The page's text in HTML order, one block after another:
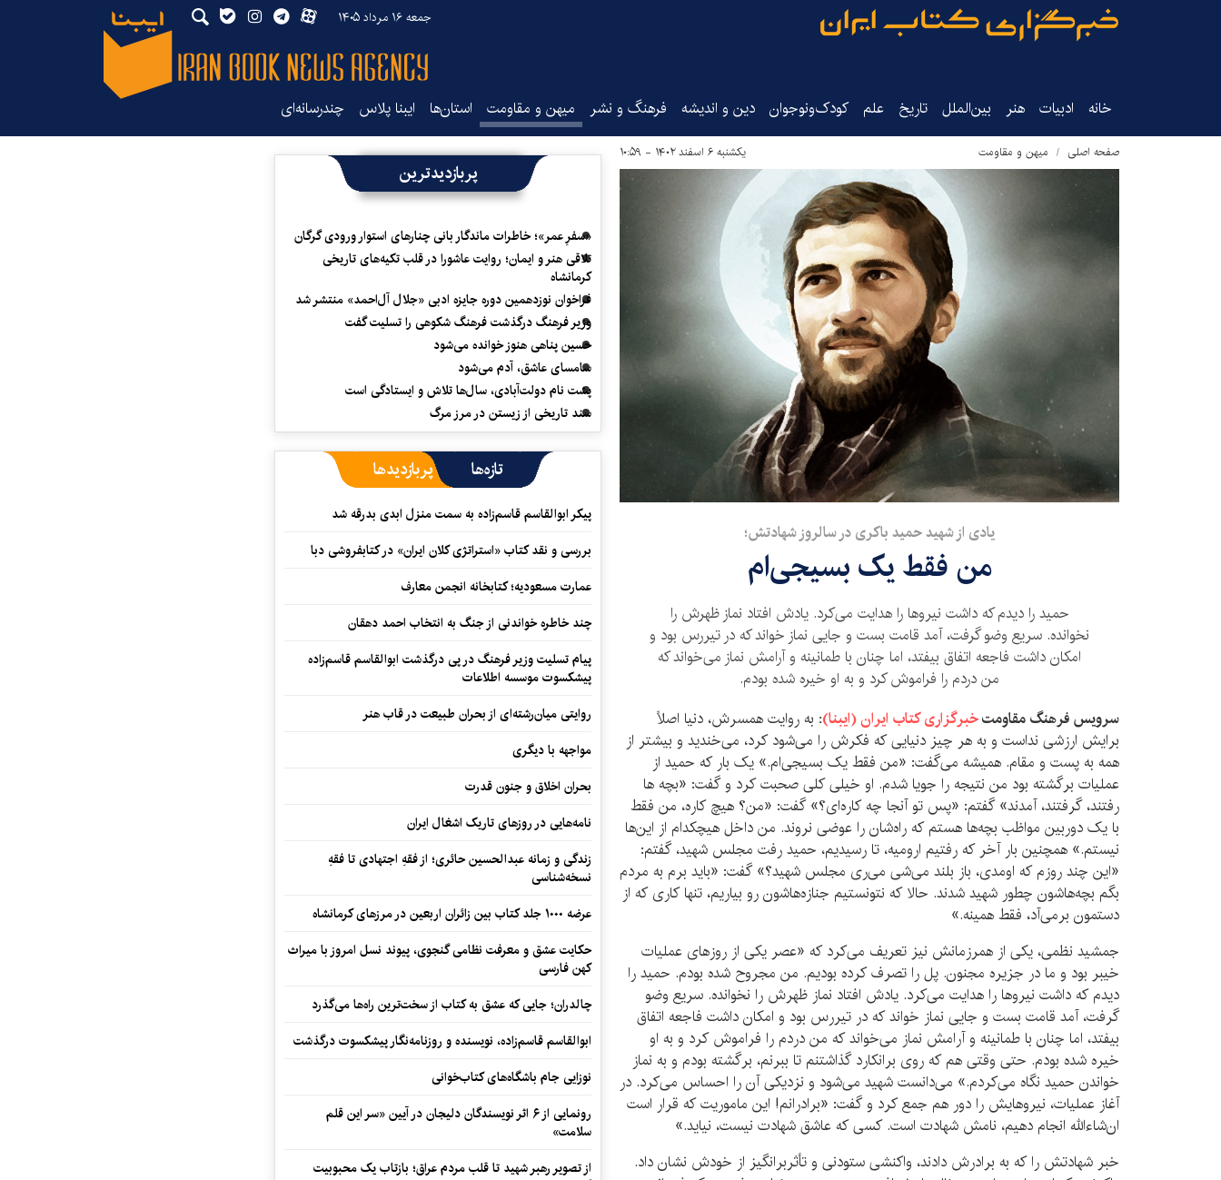
جمعه ۱۶ مرداد ۱۴۰۵
خانه ادبیات هنر بین‌الملل تاریخ‌ علم کودک‌ونوجوان دین و اندیشه فرهنگ و نشر میهن و مقاومت استان‌ها ایبنا پلاس چندرسانه‌ای
صفحه اصلی میهن و مقاومت یکشنبه ۶ اسفند ۱۴۰۲ - ۱۰:۵۹
یادی از شهید حمید باکری در سالروز شهادتش؛
من فقط یک بسیجی‌ام
حمید را دیدم که داشت نیروها را هدایت می‌کرد. یادش افتاد نماز ظهرش را
نخوانده. سریع وضو گرفت، آمد قامت بست و جایی نماز خواند که در تیررس بود و
امکان داشت فاجعه اتفاق بیفتد، اما چنان با طمانینه و آرامش نماز می‌خواند که
من دردم را فراموش کرد و به او خیره شده بودم.
سرویس فرهنگ مقاومتخبرگزاری کتاب ایران(ایبنا): به روایت همسرش، دنیا اصلاً
برایش ارزشی نداست و به هر چیز دنیایی که فکرش را می‌شود کرد، می‌خندید و بیشتر از
همه به پست و مقام. همیشه می‌گفت: «من فقط یک بسیجی‌ام.» یک بار که حمید از
عملیات برگشته بود من نتیجه را جویا شدم. او خیلی کلی صحبت کرد و گفت: «بچه ها
رفتند، گرفتند، آمدند» گفتم: «پس تو آنجا چه کاره‌ای؟» گفت: «من؟ هیچ کاره، من فقط
با یک دوربین مواظب بچه‌ها هستم که راه‌شان را عوضی نروند. من داخل هیچکدام از این‌ها
نیستم.» همچنین بار آخر که رفتیم ارومیه، تا رسیدیم، حمید رفت مجلس شهید، گفتم:
«این چند روزم که اومدی، باز بلند می‌شی می‌ری مجلس شهید؟» گفت: «باید برم به مردم
بگم بچه‌هاشون چطور شهید شدند. حالا که نتونستیم جنازه‌هاشون رو بیاریم، تنها کاری که از
دستمون برمی‌آد، فقط همینه.»
جمشید نظمی، یکی از همرزمانش نیز تعریف می‌کرد که «عصر یکی از روزهای عملیات
خیبر بود و ما در جزیره مجنون. پل را تصرف کرده بودیم. من مجروح شده بودم. حمید را
دیدم که داشت نیروها را هدایت می‌کرد. یادش افتاد نماز ظهرش را نخوانده. سریع وضو
گرفت، آمد قامت بست و جایی نماز خواند که در تیررس بود و امکان داشت فاجعه اتفاق
بیفتد، اما چنان با طمانینه و آرامش نماز می‌خواند که من دردم را فراموش کرد و به او
خیره شده بودم. حتی وقتی هم که روی برانکارد گذاشتنم تا ببرنم، برگشته بودم و به نماز
خواندن حمید نگاه می‌کردم.» می‌دانست شهید می‌شود و نزدیکی آن را احساس می‌کرد. در
آغاز عملیات، نیروهایش را دور هم جمع کرد و گفت: «برادرانم! این ماموریت که قرار است
ان‌شاءالله انجام دهیم، نامش شهادت است. کسی که عاشق شهادت نیست، نیاید.»
خبر شهادتش را که به برادرش دادند، واکنشی ستودنی و تأثربرانگیز از خودش نشان داد.
پربازدیدترین
«سفرِ عمر»؛ خاطرات ماندگار بانی چنارهای استوار ورودی گرگان
تلاقی هنر و ایمان؛ روایت عاشورا در قلب تکیه‌های تاریخی
کرمانشاه
فراخوان نوزدهمین دوره جایزه ادبی «جلال آل‌احمد» منتشر شد
وزیر فرهنگ درگذشت فرهنگ شکوهی را تسلیت گفت
حسین پناهی هنوز خوانده می‌شود
سامسای عاشق، آدم می‌شود
پشت نام دولت‌آبادی، سال‌ها تلاش و ایستادگی است
سند تاریخی از زیستن در مرز مرگ
تازه‌ها پربازدیدها
پیکر ابوالقاسم قاسم‌زاده به سمت منزل ابدی بدرقه شد
بررسی و نقد کتاب «استراتژی کلان ایران» در کتابفروشی دبا
عمارت مسعودیه؛ کتابخانه انجمن معارف
چند خاطره خواندنی از جنگ به انتخاب احمد دهقان
پیام تسلیت وزیر فرهنگ در پی درگذشت ابوالقاسم قاسم‌زاده
پیشکسوت موسسه اطلاعات
روایتی میان‌رشته‌ای از بحران طبیعت در قاب هنر
مواجهه با دیگری
بحران اخلاق و جنون قدرت
نامه‌هایی در روزهای تاریک اشغال ایران
زندگی و زمانه عبدالحسین حائری؛ از فقهِ اجتهادی تا فقهِ
نسخه‌شناسی
عرضه ۱۰۰۰ جلد کتاب بین زائران اربعین در مرزهای کرمانشاه
حکایت عشق و معرفت نظامی گنجوی، پیوند نسل امروز با میراث
کهن فارسی
چالدران؛ جایی که عشق به کتاب از سخت‌ترین راه‌ها می‌گذرد
ابوالقاسم قاسم‌زاده، نویسنده و روزنامه‌نگار پیشکسوت درگذشت
نوزایی جام باشگاه‌های کتاب‌خوانی
رونمایی از ۶ اثر نویسندگان دلیجان در آیین «سر این قلم
سلامت»
از تصویر رهبر شهید تا قلب مردم عراق؛ بازتاب یک محبوبیت